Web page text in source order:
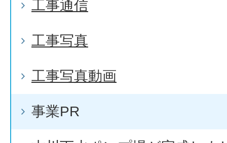
工事通信
工事写真
工事写真動画
事業PR